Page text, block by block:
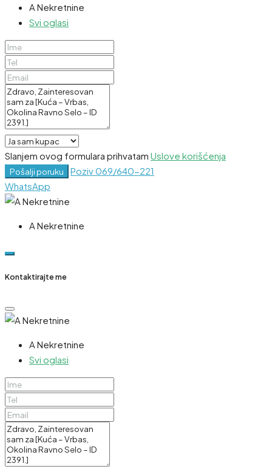
A Nekretnine
Svi oglasi
Slanjem ovog formulara prihvatam Uslove korišćenja
Pošalji poruku Poziv069/640-221
WhatsApp
A Nekretnine
Kontaktirajte me
A Nekretnine
Svi oglasi